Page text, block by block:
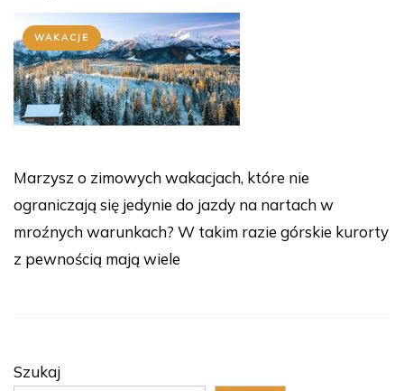
WAKACJE
Marzysz o zimowych wakacjach, które nie
ograniczają się jedynie do jazdy na nartach w
mroźnych warunkach? W takim razie górskie kurorty
z pewnością mają wiele
Szukaj